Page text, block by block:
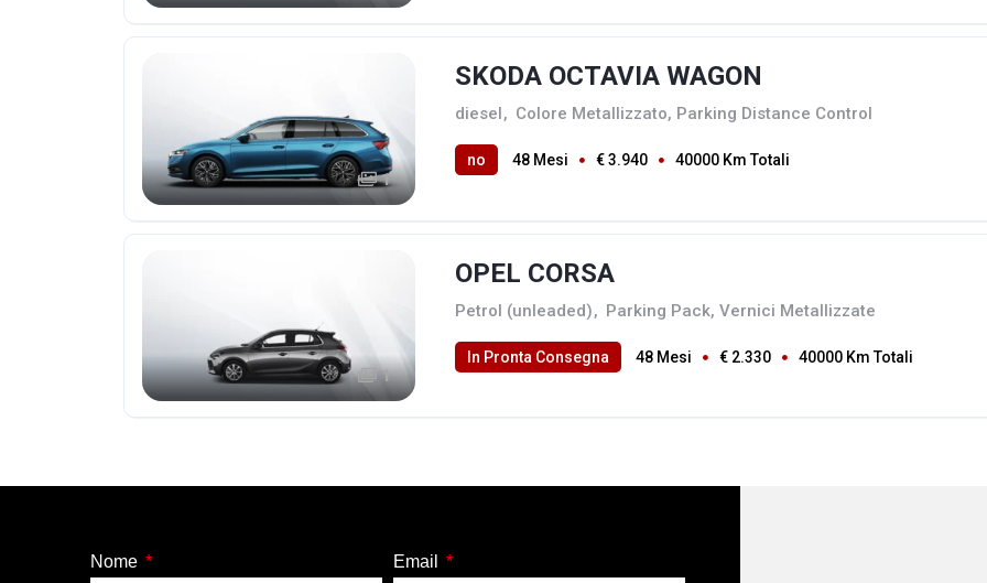
1
SKODA OCTAVIA WAGON
diesel, Colore Metallizzato, Parking Distance Control
no 48 Mesi € 3.940 40000 Km Totali
1
OPEL CORSA
Petrol (unleaded), Parking Pack, Vernici Metallizzate
In Pronta Consegna 48 Mesi € 2.330 40000 Km Totali
Nome Email